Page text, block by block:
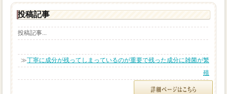
投稿記事
投稿記事...
≫丁寧に成分が残ってしまっているのが重要で残った成分に雑菌が繁
殖